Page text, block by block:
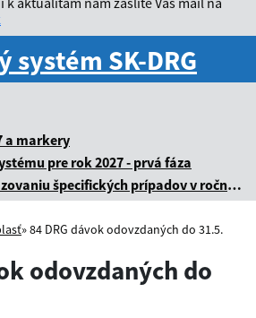
systém SK-DRG
a markery
pre rok 2027 - prvá fáza
špecifických prípadov v ročnej dávke za rok 2025
» 84 DRG dávok odovzdaných do 31.5.
odovzdaných do